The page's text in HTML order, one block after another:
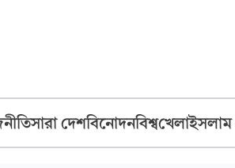
সারা দেশবিনোদনবিশ্বখেলা